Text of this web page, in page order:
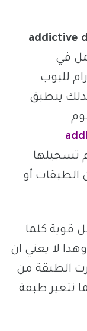
addictive
في
للبوب
ينطبق
تسجيلها
الطبقات أو
قوية كلما
لا يعني ان
الطبقة من
تتغير طبقة